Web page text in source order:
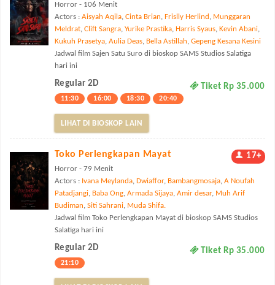
Horror - 106 Menit
Actors : Aisyah Aqila, Cinta Brian, Frislly Herlind , Munggaran
Meldrat, Clift Sangra, Yurike Prastika, Harris Syaus, Kevin Abani,
Kukuh Prasetya, Aulia Deas, Bella Astillah, Gepeng Kesana Kesini
Jadwal film Sajen Satu Suro di bioskop SAMS Studios Salatiga
hari ini
Regular 2D Tiket Rp 35.000
11:30 16:00 18:30 20:40
LIHAT DI BIOSKOP LAIN
Toko Perlengkapan Mayat 17+
Horror - 79 Menit
Actors : Ivana Meylanda, Dwiaffor, Bambangmosaja, A Noufah
Patadjangi, Baba Ong, Armada Sijaya, Amir desar, Muh Arif
Budiman, Siti Sahrani, Muda Shifa.
Jadwal film Toko Perlengkapan Mayat di bioskop SAMS Studios
Salatiga hari ini
Regular 2D Tiket Rp 35.000
21:10